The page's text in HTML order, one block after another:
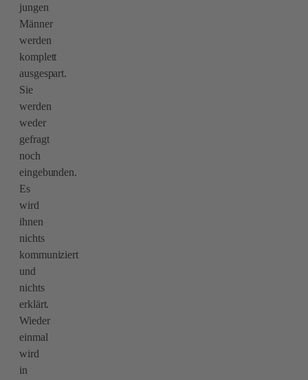
jungen
Männer
werden
komplett
ausgespart.
Sie
werden
weder
gefragt
noch
eingebunden.
Es
wird
ihnen
nichts
kommuniziert
und
nichts
erklärt.
Wieder
einmal
wird
in